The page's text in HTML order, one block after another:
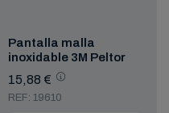
Pantalla malla
inoxidable 3M Peltor
15,88 €
REF: 19610